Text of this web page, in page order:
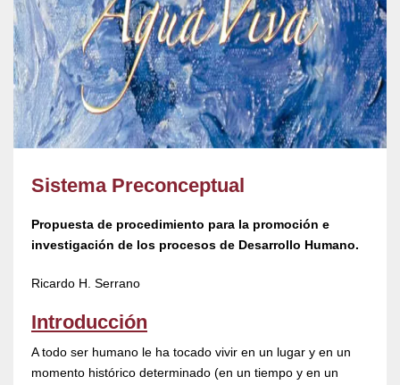
Sistema Preconceptual
Propuesta de procedimiento para la promoción e
investigación de los procesos de Desarrollo Humano.
Ricardo H. Serrano
Introducción
A todo ser humano le ha tocado vivir en un lugar y en un
momento histórico determinado (en un tiempo y en un